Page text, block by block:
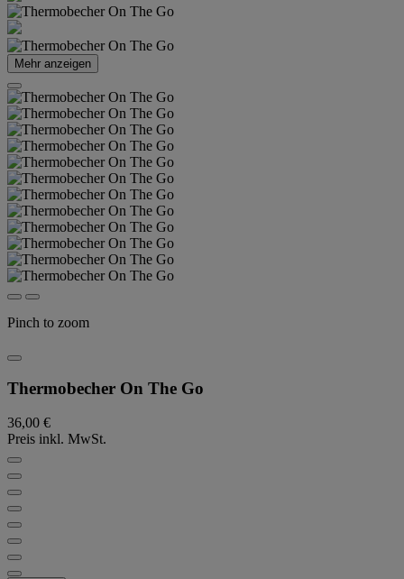
Mehr anzeigen
Pinch to zoom
Thermobecher On The Go
36,00 €
Preis inkl. MwSt.